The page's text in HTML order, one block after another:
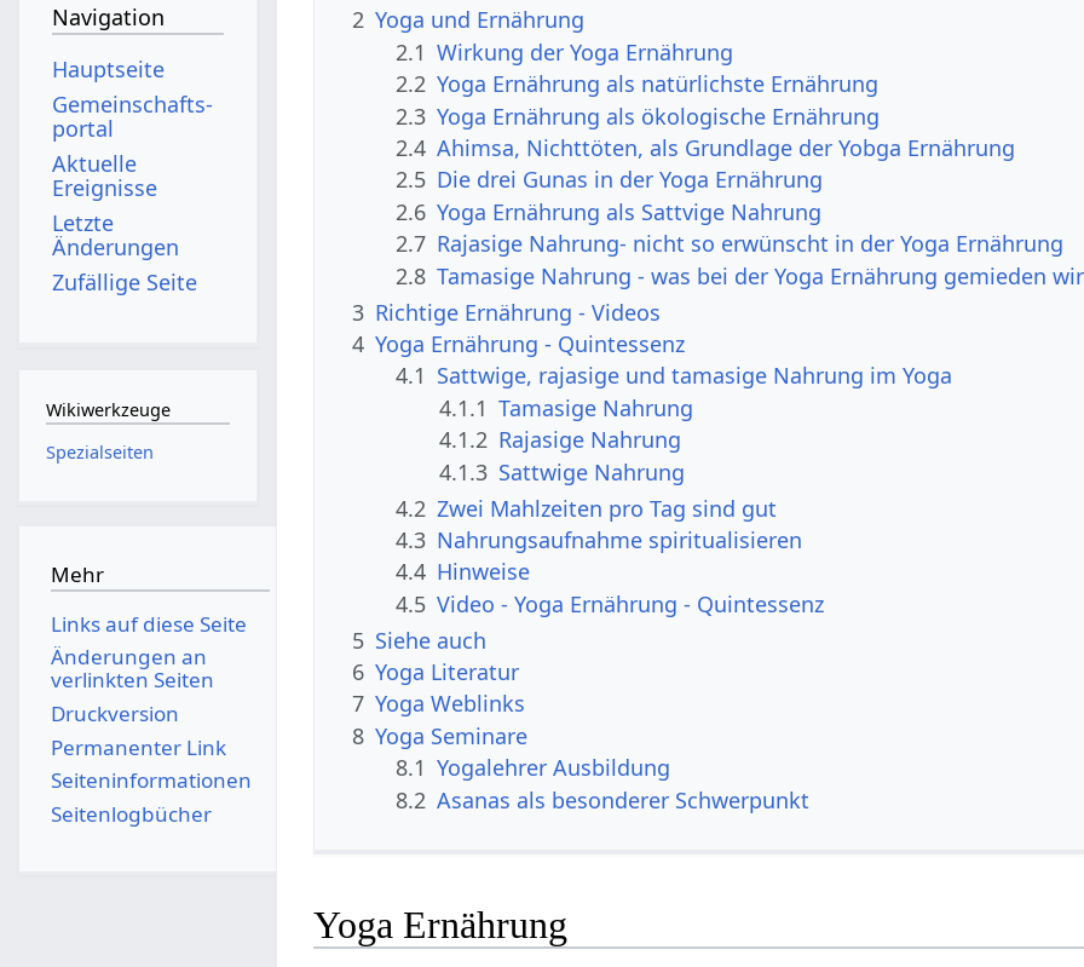
2 Yoga und Ernährung
2.1 Wirkung der Yoga Ernährung
2.2 Yoga Ernährung als natürlichste Ernährung
2.3 Yoga Ernährung als ökologische Ernährung
2.4 Ahimsa, Nichttöten, als Grundlage der Yobga Ernährung
2.5 Die drei Gunas in der Yoga Ernährung
2.6 Yoga Ernährung als Sattvige Nahrung
2.7 Rajasige Nahrung- nicht so erwünscht in der Yoga Ernährung
2.8 Tamasige Nahrung - was bei der Yoga Ernährung gemieden
3 Richtige Ernährung - Videos
4 Yoga Ernährung - Quintessenz
4.1 Sattwige, rajasige und tamasige Nahrung im Yoga
4.1.1 Tamasige Nahrung
4.1.2 Rajasige Nahrung
4.1.3 Sattwige Nahrung
4.2 Zwei Mahlzeiten pro Tag sind gut
4.3 Nahrungsaufnahme spiritualisieren
4.4 Hinweise
4.5 Video - Yoga Ernährung - Quintessenz
5 Siehe auch
6 Yoga Literatur
7 Yoga Weblinks
8 Yoga Seminare
8.1 Yogalehrer Ausbildung
8.2 Asanas als besonderer Schwerpunkt
Yoga Ernährung
Navigation
Hauptseite
Gemeinschafts­
portal
Aktuelle
Ereignisse
Letzte
Änderungen
Zufällige Seite
Wikiwerkzeuge
Spezialseiten
Mehr
Links auf diese Seite
Änderungen an
verlinkten Seiten
Druckversion
Permanenter Link
Seiten­­informationen
Seitenlogbücher